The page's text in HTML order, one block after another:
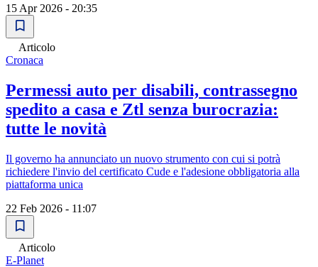
15 Apr 2026 - 20:35
Articolo
Cronaca
Permessi auto per disabili, contrassegno
spedito a casa e Ztl senza burocrazia:
tutte le novità
Il governo ha annunciato un nuovo strumento con cui si potrà
richiedere l'invio del certificato Cude e l'adesione obbligatoria alla
piattaforma unica
22 Feb 2026 - 11:07
Articolo
E-Planet